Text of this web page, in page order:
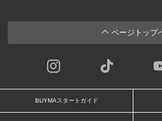
ページトップ
BUYMAスタートガイド